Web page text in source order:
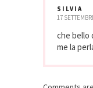
SILVIA
17
che bello
me la